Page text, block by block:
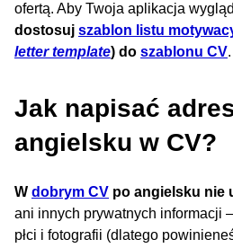
ofertą. Aby Twoja aplikacja
dostosuj szablon listu
letter template) do szablonu CV.
Jak napisać
angielsku w CV?
W dobrym CV po angielsku nie
ani innych prywatnych informacji
płci i fotografii (dlatego